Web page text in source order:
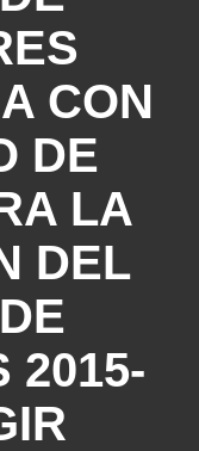
CON
DE
LA
DEL
2015-